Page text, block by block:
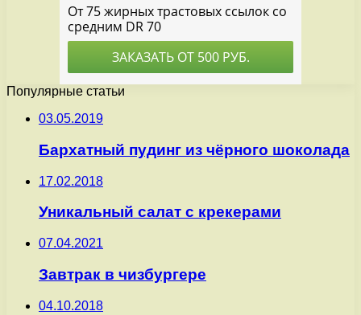
Популярные статьи
03.05.2019
Бархатный пудинг из чёрного шоколада
17.02.2018
Уникальный салат с крекерами
07.04.2021
Завтрак в чизбургере
04.10.2018